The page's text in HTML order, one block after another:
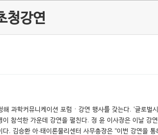
청강연
과학커뮤니케이션 포럼ㆍ강연 행사를 갖는다. ‘글로벌
참석한 가운데 강연을 펼친다. 정 윤 이사장은 이날 강
김승환 아·태이론물리센터 사무총장은 “이번 강연을